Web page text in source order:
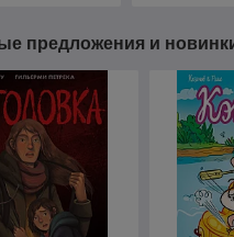
предложения и